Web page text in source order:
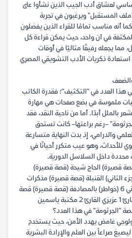
لعشاق أدب الجيب الذين نشأوا على
المستقبل" ويرغبون في تجربة
أنه مناسب تمامًا للقراء الذين يفضلون
في آن واحد، حيث يمكن قراءة كل
يجعله رفيقًا مثاليًا في أوقات
استعادة ذكريات الأدب التشويقي المصري
هذا العدد في "التكثيف"؛ فقدرة الكاتب
ملموسة في بضع صفحات هي مهارة
بالملل أبدًا. أما من ناحية النقد، فقد
–رغم براعتها– كانت تستحق
والدرامي، إذ بدت النهاية متسارعة
للأحداث، وهو عيب متكرر أحيانًا في
داخل السلاسل الدورية.
قصيرة) الحاج شيحة (قصة قصيرة)
الثاني) القنبلة (قصة قصيرة) مذكرات
طبيب في صعيد مصر الجواني 6 (خواطر) بالمصادفة (قصة قصيرة) قصة
"الجرثومة" في هذا العدد؟
غامض يهدد الأمن، حيث يستخدم
صراعاً بين العلم والإرادة البشرية